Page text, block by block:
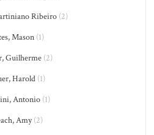
Ribeiro (2)
Mason (1)
Guilherme(2)
Harold (1)
Antonio (1)
Amy(2)